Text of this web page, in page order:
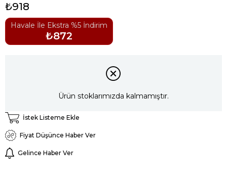
₺918
Havale İle Ekstra %5 İndirim
₺872
Ürün stoklarımızda kalmamıştır.
İstek Listeme Ekle
Fiyat Düşünce Haber Ver
Gelince Haber Ver